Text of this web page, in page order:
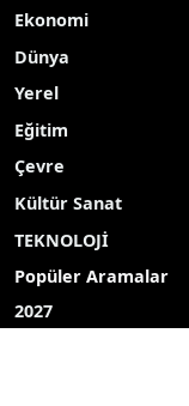
Ekonomi
Dünya
Yerel
Eğitim
Çevre
Kültür Sanat
TEKNOLOJİ
Popüler Aramalar
2027